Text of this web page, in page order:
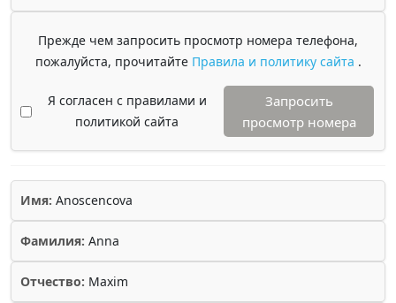
Прежде чем запросить просмотр номера телефона,
пожалуйста, прочитайте Правила и политику сайта .
Я согласен с правилами и
политикой сайта
Запросить
просмотр номера
Имя: Anoscencova
Фамилия: Anna
Отчество: Maxim